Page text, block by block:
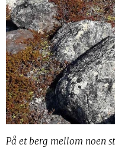
På et berg mellom noen